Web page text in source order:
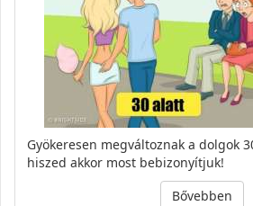
Gyökeresen megváltoznak a dolgok
hiszed akkor most bebizonyítjuk!
Bővebben